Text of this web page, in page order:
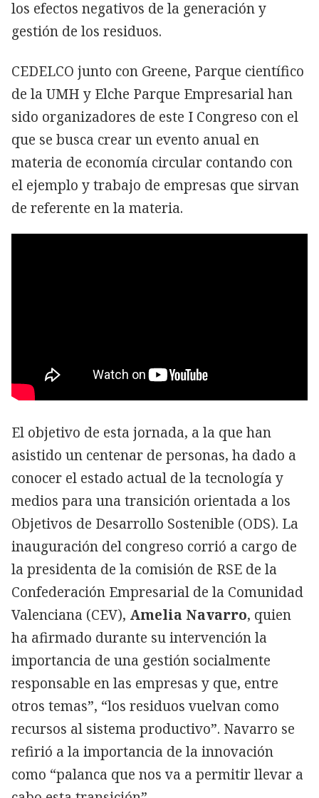
los efectos negativos de la generación y
gestión de los residuos.
CEDELCO junto con Greene, Parque científico
de la UMH y Elche Parque Empresarial han
sido organizadores de este I Congreso con el
que se busca crear un evento anual en
materia de economía circular contando con
el ejemplo y trabajo de empresas que sirvan
de referente en la materia.
El objetivo de esta jornada, a la que han
asistido un centenar de personas, ha dado a
conocer el estado actual de la tecnología y
medios para una transición orientada a los
Objetivos de Desarrollo Sostenible (ODS). La
inauguración del congreso corrió a cargo de
la presidenta de la comisión de RSE de la
Confederación Empresarial de la Comunidad
Valenciana (CEV), Amelia Navarro, quien
ha afirmado durante su intervención la
importancia de una gestión socialmente
responsable en las empresas y que, entre
otros temas”, “los residuos vuelvan como
recursos al sistema productivo”. Navarro se
refirió a la importancia de la innovación
como “palanca que nos va a permitir llevar a